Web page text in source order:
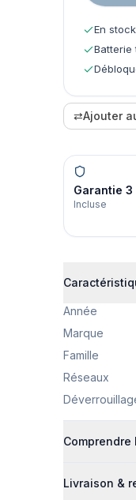
En
Batterie
⇄Ajouter
Garantie 3
Incluse
Année
Marque
Famille
Réseaux
Comprendre
Livraison &